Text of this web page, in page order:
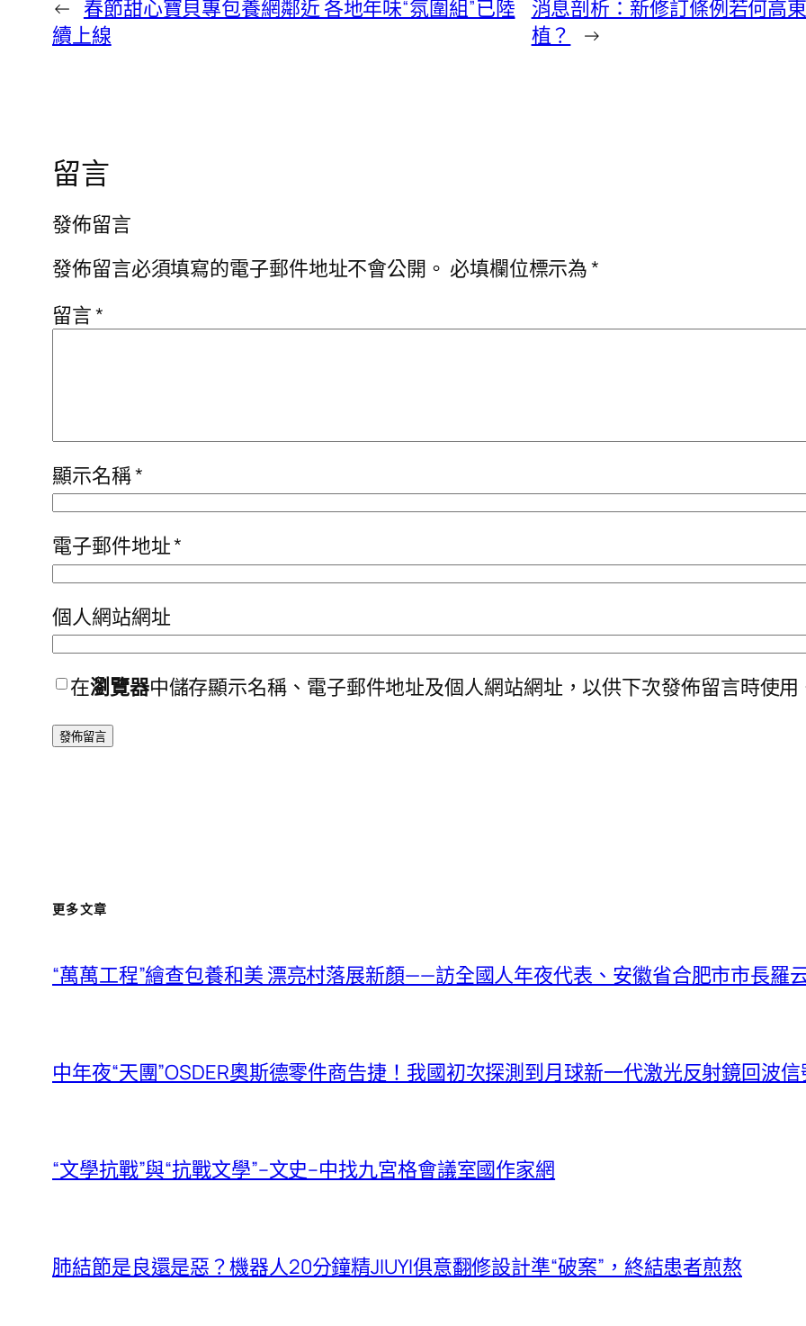
← 春節甜心寶貝專包養網鄰近 各地年味“氛圍組”已陸
續上線
消息剖析：新修訂條例若何高
植？
→
留言
發佈留言
發佈留言必須填寫的電子郵件地址不會公開。 必填欄位標示為*
留言*
顯示名稱*
電子郵件地址*
個人網站網址
在瀏覽器中儲存顯示名稱、電子郵件地址及個人網站網址，以供下次發佈留言時使用
更多文章
“萬萬工程”繪查包養和美 漂亮村落展新顏——訪全國人年夜代表、安徽省合肥市市長羅
中年夜“天團”OSDER奧斯德零件商告捷！我國初次探測到月球新一代激光反射鏡回波信
“文學抗戰”與“抗戰文學”–文史–中找九宮格會議室國作家網
肺結節是良還是惡？機器人20分鐘精JIUYI俱意翻修設計準“破案”，終結患者煎熬